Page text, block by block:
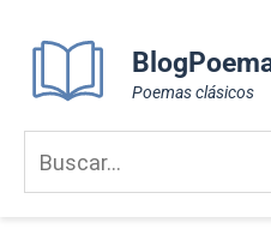
content
Poemas clásicos